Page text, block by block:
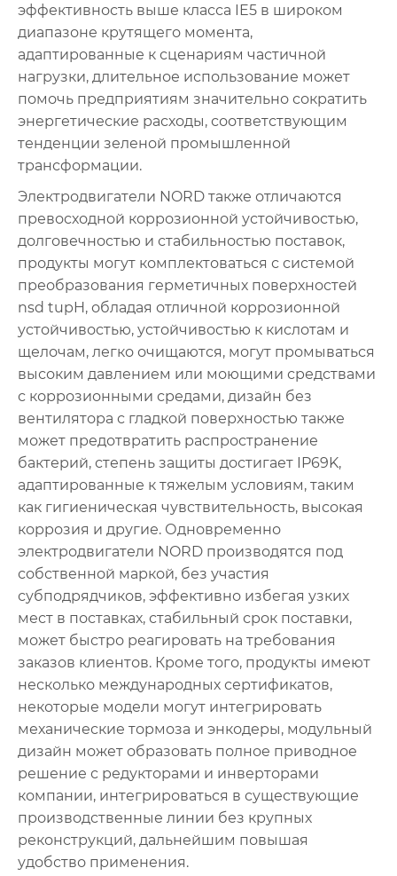
эффективность выше класса IE5 в широком
диапазоне крутящего момента,
адаптированные к сценариям частичной
нагрузки, длительное использование может
помочь предприятиям значительно сократить
энергетические расходы, соответствующим
тенденции зеленой промышленной
трансформации.
Электродвигатели NORD также отличаются
превосходной коррозионной устойчивостью,
долговечностью и стабильностью поставок,
продукты могут комплектоваться с системой
преобразования герметичных поверхностей
nsd tupH, обладая отличной коррозионной
устойчивостью, устойчивостью к кислотам и
щелочам, легко очищаются, могут промываться
высоким давлением или моющими средствами
с коррозионными средами, дизайн без
вентилятора с гладкой поверхностью также
может предотвратить распространение
бактерий, степень защиты достигает IP69K,
адаптированные к тяжелым условиям, таким
как гигиеническая чувствительность, высокая
коррозия и другие. Одновременно
электродвигатели NORD производятся под
собственной маркой, без участия
субподрядчиков, эффективно избегая узких
мест в поставках, стабильный срок поставки,
может быстро реагировать на требования
заказов клиентов. Кроме того, продукты имеют
несколько международных сертификатов,
некоторые модели могут интегрировать
механические тормоза и энкодеры, модульный
дизайн может образовать полное приводное
решение с редукторами и инверторами
компании, интегрироваться в существующие
производственные линии без крупных
реконструкций, дальнейшим повышая
удобство применения.